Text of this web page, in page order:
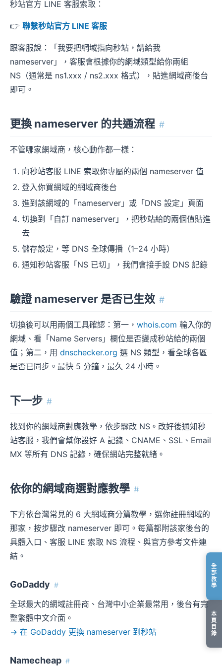
全
部
教
學
本
頁
目
錄
秒站官方 LINE 客服索取：
👉 聯繫秒站官方 LINE 客服
跟客服說：「我要把網域指向秒站，請給我
nameserver」，客服會根據你的網域類型給你兩組
NS（通常是 ns1.xxx / ns2.xxx 格式），貼進網域商後台
即可。
更換 nameserver 的共通流程 #
不管哪家網域商，核心動作都一樣：
向秒站客服 LINE 索取你專屬的兩個 nameserver 值
登入你買網域的網域商後台
進到該網域的「nameserver」或「DNS 設定」頁面
切換到「自訂 nameserver」，把秒站給的兩個值貼進
去
儲存設定，等 DNS 全球傳播（1–24 小時）
通知秒站客服「NS 已切」，我們會接手設 DNS 記錄
驗證 nameserver 是否已生效 #
切換後可以用兩個工具確認：第一， whois.com 輸入你的
網域、看「Name Servers」欄位是否變成秒站給的兩個
值；第二，用 dnschecker.org 選 NS 類型，看全球各區
是否已同步。最快 5 分鐘，最久 24 小時。
下一步 #
找到你的網域商對應教學，依步驟改 NS。改好後通知秒
站客服，我們會幫你設好 A 記錄、CNAME、SSL、Email
MX 等所有 DNS 記錄，確保網站完整就緒。
依你的網域商選對應教學 #
下方依台灣常見的 6 大網域商分篇教學，選你註冊網域的
那家，按步驟改 nameserver 即可。每篇都附該家後台的
具體入口、客服 LINE 索取 NS 流程、與官方參考文件連
結。
GoDaddy #
全球最大的網域註冊商、台灣中小企業最常用，後台有完
整繁體中文介面。
→ 在 GoDaddy 更換 nameserver 到秒站
Namecheap #